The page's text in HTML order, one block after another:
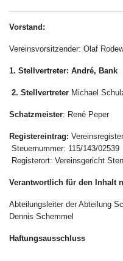
Vorstand:
Vereinsvorsitzender: Olaf
1. Stellvertreter: André, Bank
2. Stellvertreter Michael
Schatzmeister: René Peper
Registereintrag:
Steuernummer: 115/143/02539
Registerort: Vereinsgericht
Verantwortlich für den Inhalt
Abteilungsleiter der Abteilung
Dennis Schemmel
Haftungsausschluss